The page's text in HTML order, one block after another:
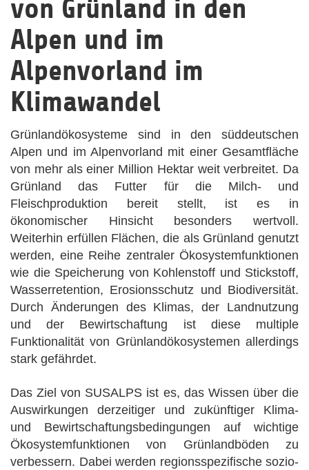
von Grünland in den
Alpen und im
Alpenvorland im
Klimawandel
Grünlandökosysteme sind in den süddeutschen
Alpen und im Alpenvorland mit einer Gesamtfläche
von mehr als einer Million Hektar weit verbreitet. Da
Grünland das Futter für die Milch- und
Fleischproduktion bereit stellt, ist es in
ökonomischer Hinsicht besonders wertvoll.
Weiterhin erfüllen Flächen, die als Grünland genutzt
werden, eine Reihe zentraler Ökosystemfunktionen
wie die Speicherung von Kohlenstoff und Stickstoff,
Wasserretention, Erosionsschutz und Biodiversität.
Durch Änderungen des Klimas, der Landnutzung
und der Bewirtschaftung ist diese multiple
Funktionalität von Grünlandökosystemen allerdings
stark gefährdet.
Das Ziel von SUSALPS ist es, das Wissen über die
Auswirkungen derzeitiger und zukünftiger Klima-
und Bewirtschaftungsbedingungen auf wichtige
Ökosystemfunktionen von Grünlandböden zu
verbessern. Dabei werden regionsspezifische sozio-